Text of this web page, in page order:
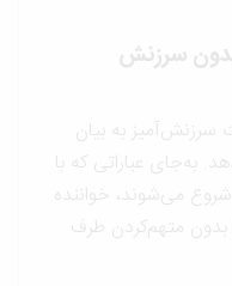
سرزنش
به بیان
عباراتی که با
خواننده
متهم‌کردن طرف